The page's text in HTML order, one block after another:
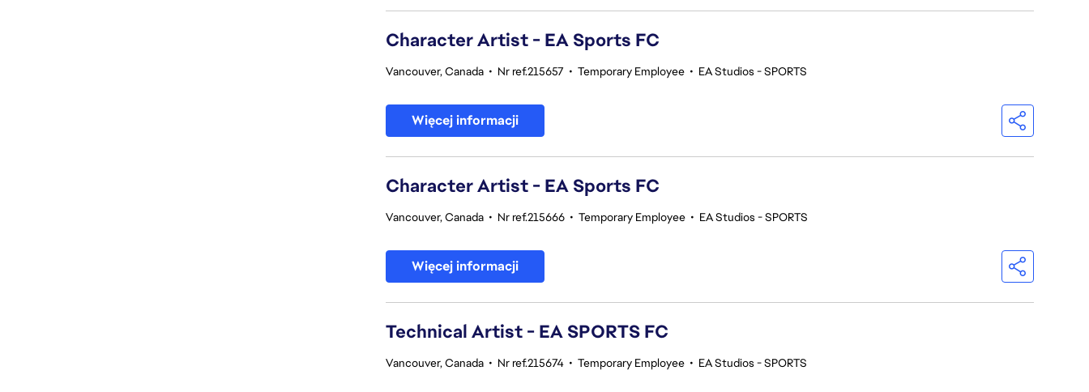
Character Artist - EA Sports FC
Vancouver, Canada • Nr ref.215657 • Temporary Employee • EA Studios - SPORTS
Więcej informacji
Character Artist - EA Sports FC
Vancouver, Canada • Nr ref.215666 • Temporary Employee • EA Studios - SPORTS
Więcej informacji
Technical Artist - EA SPORTS FC
Vancouver, Canada • Nr ref.215674 • Temporary Employee • EA Studios - SPORTS